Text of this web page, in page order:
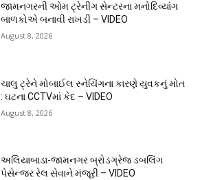
જામનગરની ઓમ ટ્રેનીંગ સેન્ટરના મનોદિવ્યાંગ
બાળકોએ બનાવી રાખડી – VIDEO
August 8, 2026
ચાલુ ટ્રેને મોબાઈલ સ્નેચિંગના કારણે યુવકનું મોત
: ઘટના CCTVમાં કેદ – VIDEO
August 8, 2026
અલિયાબાડા-જામનગર બ્રોડગ્રેજ ડબલિંગ
પેસેન્જર રેલ સેવાને મંજૂરી – VIDEO